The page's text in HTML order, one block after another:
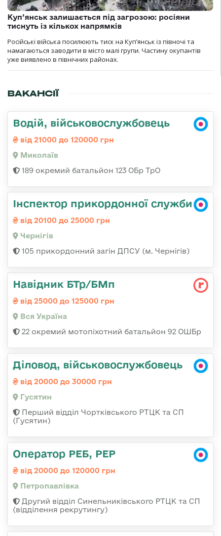
Куп’янськ залишається під загрозою: росіяни
тиснуть із кількох напрямків
Російські війська посилюють тиск на Куп’янськ із півночі та
намагаються заводити в місто малі групи. Частину окупантів
уже виявлено в північних районах.
ВАКАНСІЇ
Водій, військовослужбовець
від 21000 до 120000 грн
Миколаїв
189 окремий батальйон 123 ОБр ТрО
Інспектор прикордонної служби
від 20100 до 25000 грн
Чернігів
105 прикордонний загін ДПСУ (м. Чернігів)
Навідник БТр/БМп
від 25000 до 125000 грн
Вся Україна
22 окремий мотопіхотний батальйон 92 ОШБр
Діловод, військовослужбовець
від 20000 до 30000 грн
Гусятин
Перший відділ Чортківського РТЦК та СП
(Гусятин)
Оператор РЕБ, РЕР
від 20000 до 120000 грн
Петропавлівка
Другий відділ Синельниківського РТЦК та СП
(відділення рекрутингу)